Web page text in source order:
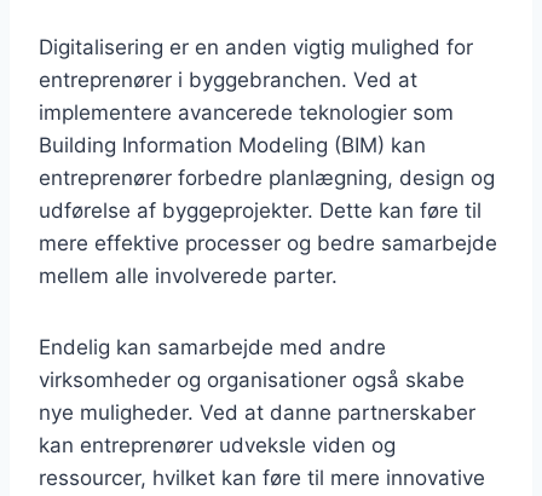
Digitalisering er en anden vigtig mulighed for
entreprenører i byggebranchen. Ved at
implementere avancerede teknologier som
Building Information Modeling (BIM) kan
entreprenører forbedre planlægning, design og
udførelse af byggeprojekter. Dette kan føre til
mere effektive processer og bedre samarbejde
mellem alle involverede parter.
Endelig kan samarbejde med andre
virksomheder og organisationer også skabe
nye muligheder. Ved at danne partnerskaber
kan entreprenører udveksle viden og
ressourcer, hvilket kan føre til mere innovative